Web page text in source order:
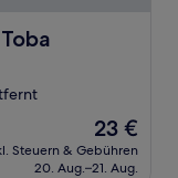
Der
Preis
beträgt
23 €
Steuern & Gebühren
20. Aug.–21. Aug.